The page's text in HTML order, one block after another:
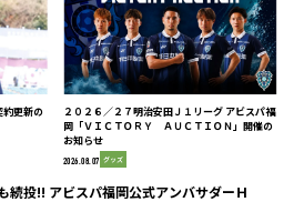
更新の
２０２６／２７明治安田Ｊ１リーグ アビスパ福
岡「ＶＩＣＴＯＲＹ ＡＵＣＴＩＯＮ」開催の
お知らせ
2026.08.07 グッズ
続投!! アビスパ福岡公式アンバサダーＨ